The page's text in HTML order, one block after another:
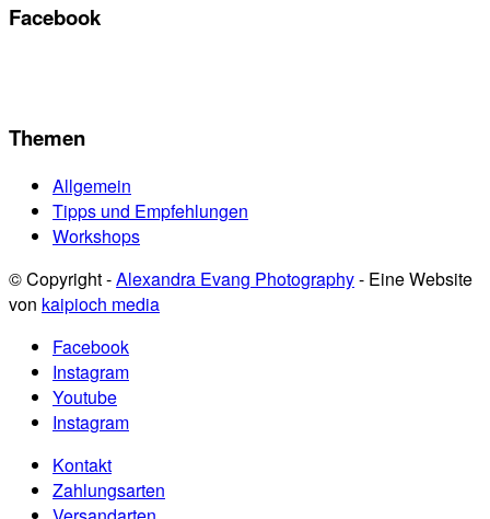
Facebook
Themen
Allgemein
Tipps und Empfehlungen
Workshops
© Copyright -Alexandra Evang Photography- Eine Website
von kaipioch media
Facebook
Instagram
Youtube
Instagram
Kontakt
Zahlungsarten